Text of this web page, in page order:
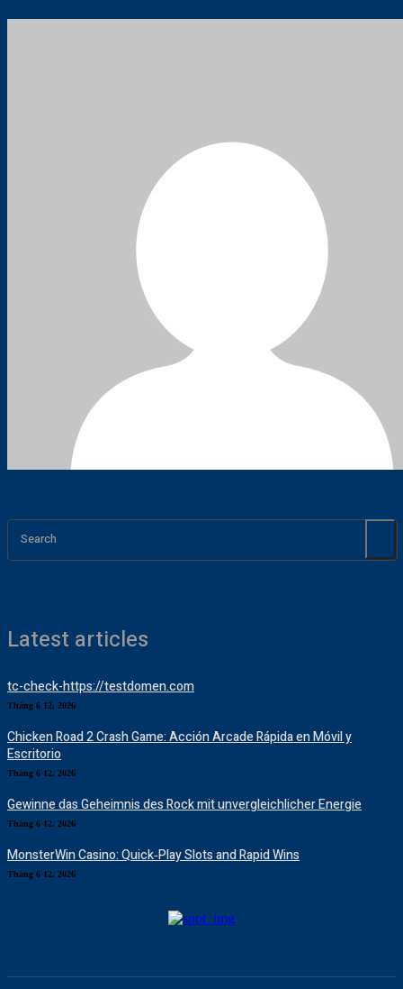
Search
Latest articles
tc-check-https://testdomen.com
Tháng 6 12, 2026
Chicken Road 2 Crash Game: Acción Arcade Rápida en Móvil y
Escritorio
Tháng 6 12, 2026
Gewinne das Geheimnis des Rock mit unvergleichlicher Energie
Tháng 6 12, 2026
MonsterWin Casino: Quick‑Play Slots and Rapid Wins
Tháng 6 12, 2026